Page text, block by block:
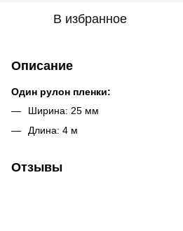
В избранное
Описание
Один рулон пленки:
Ширина: 25 мм
Длина: 4 м
Отзывы